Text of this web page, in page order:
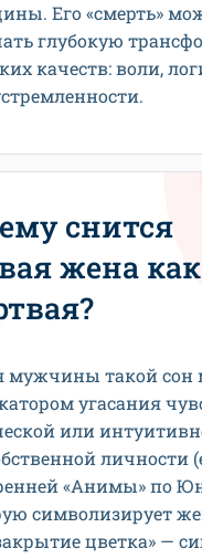
Его «смерть»
глубокую
качеств: воли,
снится
жена как
мужчины такой сон
угасания
или
личности
«Анимы» по
символизирует
цветка» —